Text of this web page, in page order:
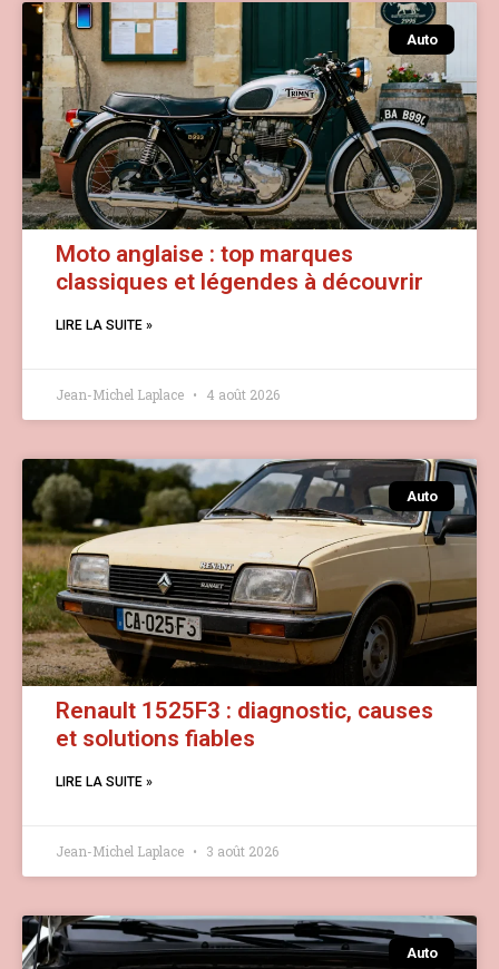
Auto
Moto anglaise : top marques
classiques et légendes à découvrir
LIRE LA SUITE »
Jean-Michel Laplace 4 août 2026
Auto
Renault 1525F3 : diagnostic, causes
et solutions fiables
LIRE LA SUITE »
Jean-Michel Laplace 3 août 2026
Auto